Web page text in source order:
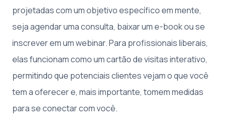
projetadas com um objetivo específico em mente,
seja agendar uma consulta, baixar um e-book ou se
inscrever em um webinar. Para profissionais liberais,
elas funcionam como um cartão de visitas interativo,
permitindo que potenciais clientes vejam o que você
tem a oferecer e, mais importante, tomem medidas
para se conectar com você.